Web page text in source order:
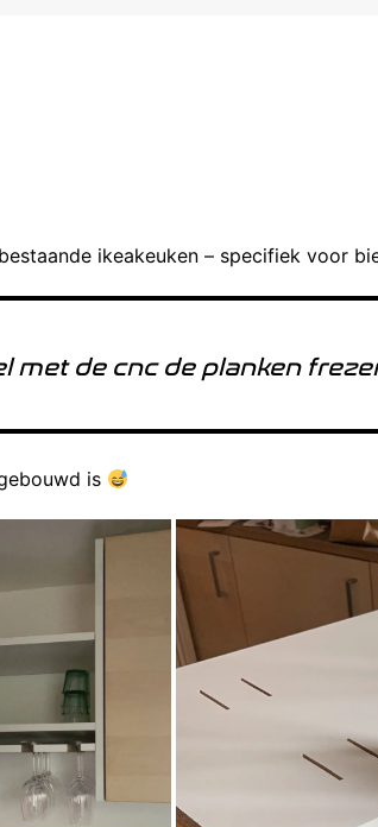
ikeakeuken – specifiek voor
de cnc de planken
is